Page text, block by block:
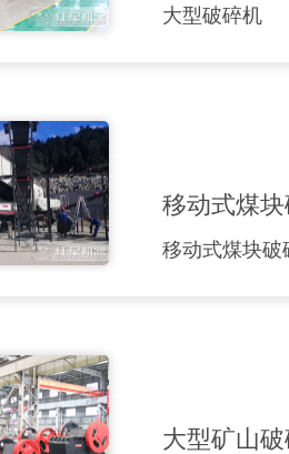
大型破碎机
移动式煤
移动式煤块破
大型矿山